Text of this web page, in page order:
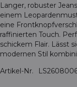
Langer, robuster
einem
eine
raffinierten Touch.
schickem Flair. Lässt
modernen Stil
Artikel-Nr.